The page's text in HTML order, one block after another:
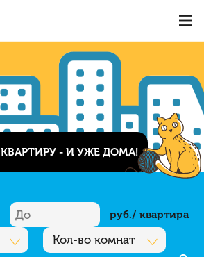
- И УЖЕ ДОМА!
Кол-во комнат
руб./ квартира